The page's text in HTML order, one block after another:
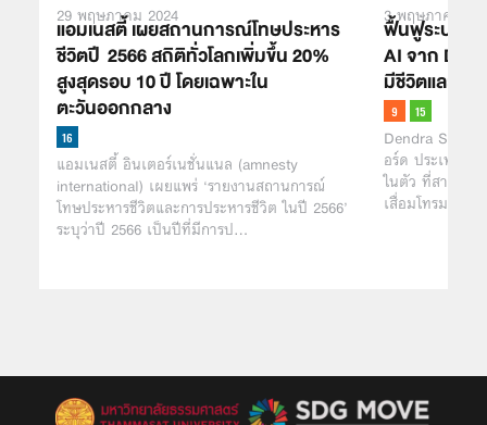
29 พฤษภาคม 2024
แอมเนสตี้ เผยสถานการณ์โทษประหาร
ชีวิตปี 2566 สถิติทั่วโลกเพิ่มขึ้น 20%
สูงสุดรอบ 10 ปี โดยเฉพาะใน
ตะวันออกกลาง
แอมเนสตี้ อินเตอร์เนชั่นแนล (amnesty
international) เผยแพร่ ‘รายงานสถานการณ์
โทษประหารชีวิตและการประหารชีวิต ในปี 2566’
ระบุว่าปี 2566 เป็นปีที่มีการป…
3 พฤษภาคม
ฟื้นฟูระบบนิ
AI จาก
มีชีวิตและปลู
Dendra
อร์ด ประเทศอั
ในตัว ที่สามาร
เสื่อมโทรม เก็